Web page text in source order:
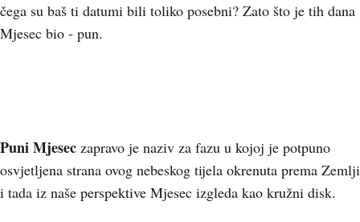
čega su baš ti datumi bili toliko posebni? Zato što je tih dana
Mjesec bio - pun.
Puni Mjesec zapravo je naziv za fazu u kojoj je potpuno
osvjetljena strana ovog nebeskog tijela okrenuta prema Zemlji
i tada iz naše perspektive Mjesec izgleda kao kružni disk.